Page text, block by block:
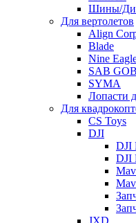
Шины/
Для вертолетов
Align
Blade
Nine
SAB
SYMA
Лопасти
Для
CS Toys
DJI
DJI
DJI
JXD